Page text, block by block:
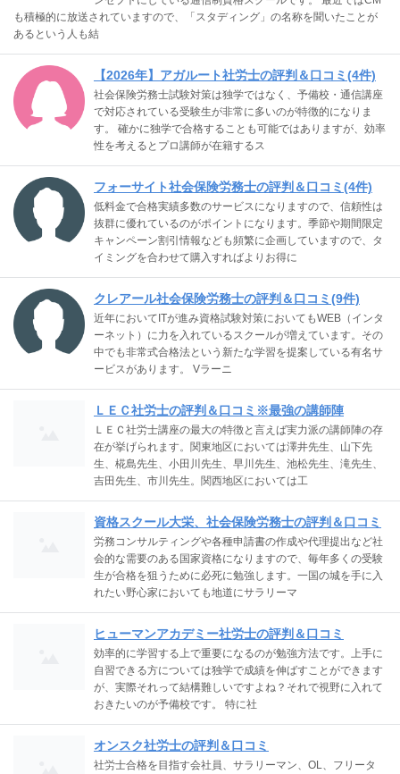
も積極的に放送されていますので、「スタディング」の名称を聞いたことが
あるという人も結
【2026年】アガルート社労士の評判＆口コミ(4件)
社会保険労務士試験対策は独学ではなく、予備校・通信講座
で対応されている受験生が非常に多いのが特徴的になりま
す。 確かに独学で合格することも可能ではありますが、効率
性を考えるとプロ講師が在籍するス
フォーサイト社会保険労務士の評判＆口コミ(4件)
低料金で合格実績多数のサービスになりますので、信頼性は
抜群に優れているのがポイントになります。季節や期間限定
キャンペーン割引情報なども頻繁に企画していますので、タ
イミングを合わせて購入すればよりお得に
クレアール社会保険労務士の評判＆口コミ(9件)
近年においてITが進み資格試験対策においてもWEB（インタ
ーネット）に力を入れているスクールが増えています。その
中でも非常式合格法という新たな学習を提案している有名サ
ービスがあります。 Vラーニ
ＬＥＣ社労士の評判＆口コミ※最強の講師陣
ＬＥＣ社労士講座の最大の特徴と言えば実力派の講師陣の存
在が挙げられます。関東地区においては澤井先生、山下先
生、椛島先生、小田川先生、早川先生、池松先生、滝先生、
吉田先生、市川先生。関西地区においては工
資格スクール大栄、社会保険労務士の評判＆口コミ
労務コンサルティングや各種申請書の作成や代理提出など社
会的な需要のある国家資格になりますので、毎年多くの受験
生が合格を狙うために必死に勉強します。一国の城を手に入
れたい野心家においても地道にサラリーマ
ヒューマンアカデミー社労士の評判＆口コミ
効率的に学習する上で重要になるのが勉強方法です。上手に
自習できる方については独学で成績を伸ばすことができます
が、実際それって結構難しいですよね？それで視野に入れて
おきたいのが予備校です。 特に社
オンスク社労士の評判＆口コミ
社労士合格を目指す会社員、サラリーマン、OL、フリータ